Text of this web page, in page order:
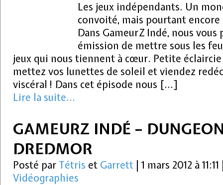
Les jeux indépendants. Un
convoité, mais pourtant
Dans GameurZ Indé, nous
émission de mettre sous les
jeux qui nous tiennent à cœur. Petite
mettez vos lunettes de soleil et viendez
viscéral ! Dans cet épisode nous […]
Lire la suite...
GAMEURZ INDÉ –
DREDMOR
Posté par Tétris et Garrett 1 mars 2012 à 11:11
Vidéographies